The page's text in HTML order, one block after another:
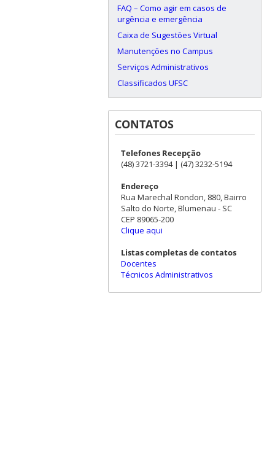
FAQ – Como agir em casos de
urgência e emergência
Caixa de Sugestões Virtual
Manutenções no Campus
Serviços Administrativos
Classificados UFSC
CONTATOS
Telefones Recepção
(48) 3721-3394 | (47) 3232-5194
Endereço
Rua Marechal Rondon, 880, Bairro
Salto do Norte, Blumenau - SC
CEP 89065-200
Clique aqui
Listas completas de contatos
Docentes
Técnicos Administrativos